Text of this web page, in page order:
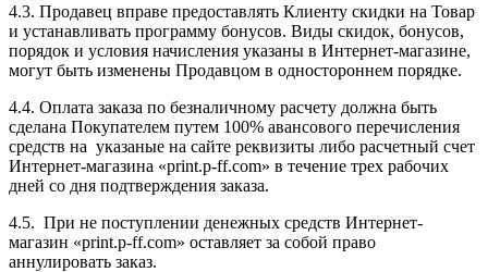
4.3. Продавец вправе предоставлять Клиенту скидки на Товар
и устанавливать программу бонусов. Виды скидок, бонусов,
порядок и условия начисления указаны в Интернет-магазине,
могут быть изменены Продавцом в одностороннем порядке.
4.4. Оплата заказа по безналичному расчету должна быть
сделана Покупателем путем 100% авансового перечисления
средств на указаные на сайте реквизиты либо расчетный счет
Интернет-магазина «print.p-ff.com» в течение трех рабочих
дней со дня подтверждения заказа.
4.5. При не поступлении денежных средств Интернет-
магазин «print.p-ff.com» оставляет за собой право
аннулировать заказ.